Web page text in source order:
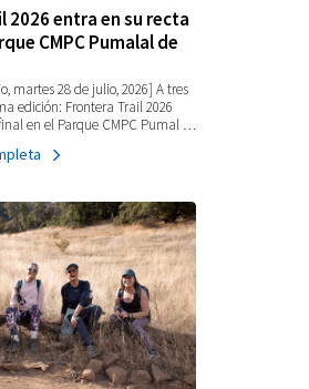
2026 entra en su recta
CMPC Pumalal de
martes 28 de julio, 2026] A tres
edición: Frontera Trail 2026
en el Parque CMPC Pumal …